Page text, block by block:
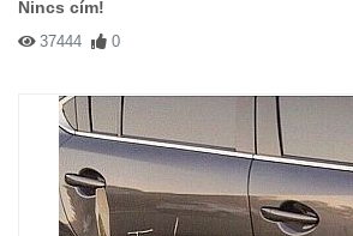
Nincs cím!
37444 0